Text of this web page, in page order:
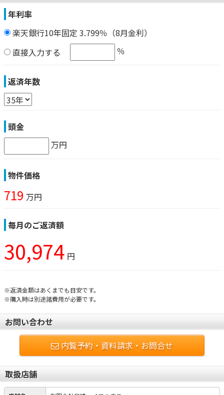
年利率
楽天銀行10年固定 3.799％（8月金利）
直接入力する
％
返済年数
頭金
万円
物件価格
719 万円
毎月のご返済額
30,974 円
※返済金額はあくまでも目安です。
※購入時は別途諸費用が必要です。
お問い合わせ
内覧予約・資料請求・お問合せ
取扱店舗